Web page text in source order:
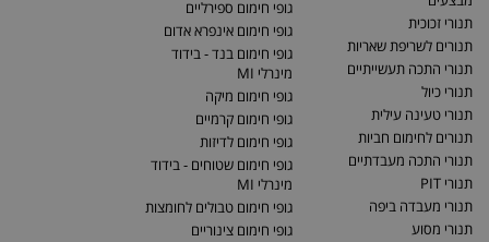
תנורי זכוכית
תנורים לשריפת שאריות
תנורי התכה תעשייתיים
תנורי כיול
תנורי טעינה עילית
תנורים לחימום חביות
תנורי התכה מעבדתיים
תנורי PIT
תנורי מעבדה ביפה
תנורי מסוע
גופי חימום ספירליים
גופי חימום אינפרא אדום
גופי חימום בנד - בידוד
מינרלי MI
גופי חימום מיקה
גופי חימום קרמיים
גופי חימום לדיזות
גופי חימום שטוחים - בידוד
מינרלי MI
גופי חימום טבולים לחומצות
גופי חימום צינוריים